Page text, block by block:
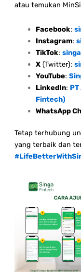
atau temukan
Facebook:
Instagram:
TikTok:
X(Twitter):
YouTube:
LinkedIn:
Fintech)
WhatsApp
Tetap terhubung
yang terbaik dan